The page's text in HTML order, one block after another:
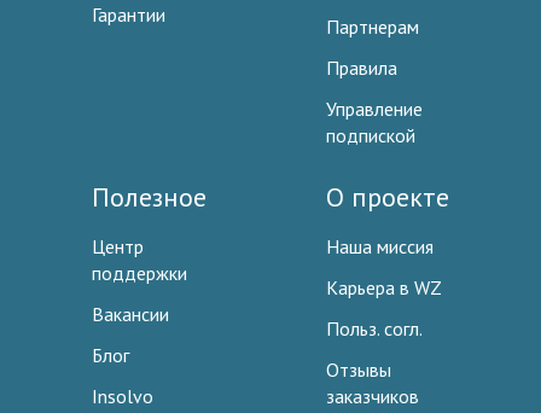
Гарантии
Партнерам
Правила
Управление
подпиской
Полезное
Центр
поддержки
Вакансии
Блог
Insolvo
О проекте
Наша миссия
Карьера в WZ
Польз. согл.
Отзывы
заказчиков